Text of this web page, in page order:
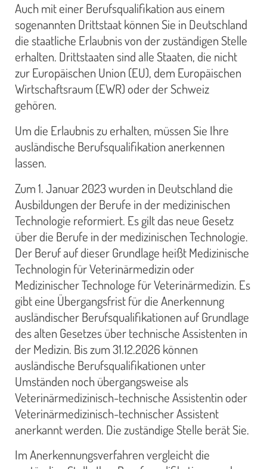
Auch mit einer Berufsqualifikation aus einem
sogenannten Drittstaat können Sie in Deutschland
die staatliche Erlaubnis von der zuständigen Stelle
erhalten. Drittstaaten sind alle Staaten, die nicht
zur Europäischen Union (EU), dem Europäischen
Wirtschaftsraum (EWR) oder der Schweiz
gehören.
Um die Erlaubnis zu erhalten, müssen Sie Ihre
ausländische Berufsqualifikation anerkennen
lassen.
Zum 1. Januar 2023 wurden in Deutschland die
Ausbildungen der Berufe in der medizinischen
Technologie reformiert. Es gilt das neue Gesetz
über die Berufe in der medizinischen Technologie.
Der Beruf auf dieser Grundlage heißt Medizinische
Technologin für Veterinärmedizin oder
Medizinischer Technologe für Veterinärmedizin. Es
gibt eine Übergangsfrist für die Anerkennung
ausländischer Berufsqualifikationen auf Grundlage
des alten Gesetzes über technische Assistenten in
der Medizin. Bis zum 31.12.2026 können
ausländische Berufsqualifikationen unter
Umständen noch übergangsweise als
Veterinärmedizinisch-technische Assistentin oder
Veterinärmedizinisch-technischer Assistent
anerkannt werden. Die zuständige Stelle berät Sie.
Im Anerkennungsverfahren vergleicht die